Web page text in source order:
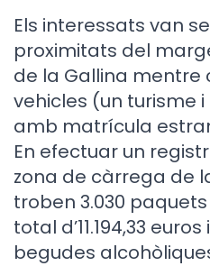
Els interessats van
proximitats del
de la Gallina mentre
vehicles (un turisme
amb matrícula
En efectuar un
zona de càrrega de
troben 3.030
total d’11.194,33
begudes